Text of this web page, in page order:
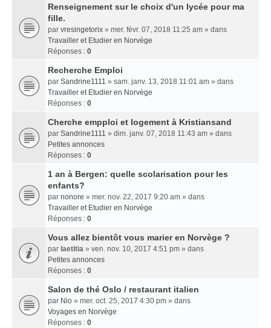
Renseignement sur le choix d'un lycée pour ma
fille.
par vresingetorix » mer. févr. 07, 2018 11:25 am » dans
Travailler et Etudier en Norvège
Réponses : 0
Recherche Emploi
par Sandrine1111 » sam. janv. 13, 2018 11:01 am » dans
Travailler et Etudier en Norvège
Réponses : 0
Cherche empploi et logement à Kristiansand
par Sandrine1111 » dim. janv. 07, 2018 11:43 am » dans
Petites annonces
Réponses : 0
1 an à Bergen: quelle scolarisation pour les
enfants?
par nonore » mer. nov. 22, 2017 9:20 am » dans
Travailler et Etudier en Norvège
Réponses : 0
Vous allez bientôt vous marier en Norvège ?
par laetitia » ven. nov. 10, 2017 4:51 pm » dans
Petites annonces
Réponses : 0
Salon de thé Oslo / restaurant italien
par Nio » mer. oct. 25, 2017 4:30 pm » dans
Voyages en Norvège
Réponses : 0